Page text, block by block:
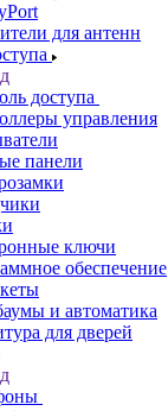
для антенн
доступа
управления
панели
ключи
обеспечение
и автоматика
для дверей